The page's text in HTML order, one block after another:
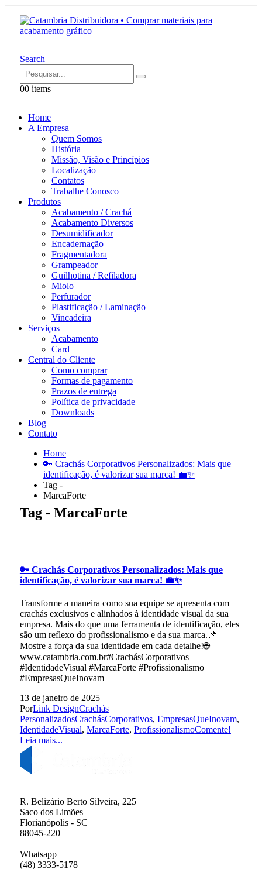
Search
00 items
Home
A Empresa
Quem Somos
História
Missão, Visão e Princípios
Localização
Contatos
Trabalhe Conosco
Produtos
Acabamento / Crachá
Acabamento Diversos
Desumidificador
Encadernação
Fragmentadora
Grampeador
Guilhotina / Refiladora
Miolo
Perfurador
Plastificação / Laminação
Vincadeira
Serviços
Acabamento
Card
Central do Cliente
Como comprar
Formas de pagamento
Prazos de entrega
Política de privacidade
Downloads
Blog
Contato
Home
🔑 Crachás Corporativos Personalizados: Mais que
identificação, é valorizar sua marca! 💼✨
Tag -
MarcaForte
Tag - MarcaForte
🔑 Crachás Corporativos Personalizados: Mais que
identificação, é valorizar sua marca! 💼✨
Transforme a maneira como sua equipe se apresenta com
crachás exclusivos e alinhados à identidade visual da sua
empresa. Mais do que uma ferramenta de identificação, eles
são um reflexo do profissionalismo e da sua marca.📌
Mostre a força da sua identidade em cada detalhe!🌐
www.catambria.com.br#CrachásCorporativos
#IdentidadeVisual #MarcaForte #Profissionalismo
#EmpresasQueInovam
13 de janeiro de 2025
PorLink DesignCrachás
PersonalizadosCrachásCorporativos, EmpresasQueInovam,
IdentidadeVisual, MarcaForte, ProfissionalismoComente!
Leia mais...
R. Belizário Berto Silveira, 225
Saco dos Limões
Florianópolis - SC
88045-220
Whatsapp
(48) 3333-5178